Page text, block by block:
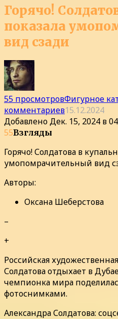
Горячо!
показала
вид сзади
55 просмотровФигурное
комментариев15.12.2024
ДобавленоДек. 15, 2024 в
55Взгляды
Горячо! Солдатова в
умопомрачительный вид
Авторы:
Оксана Шеберстова
–
+
Российская
Солдатова отдыхает в
чемпионка мира
фотоснимками.
Александра Солдатова: